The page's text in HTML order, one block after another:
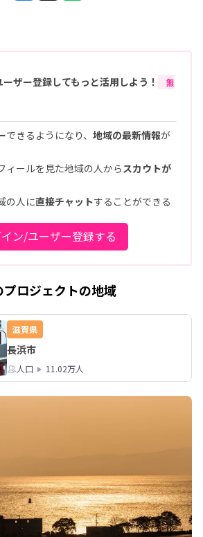
ーザー登録してもっと活用しよう！
無
できるようになり、 地域の最新情報が
ィールを見た地域の人から スカウトが
の人に直接チャットすることができる
ン/ユーザー登録する
プロジェクトの地域
滋賀県
長浜市
人口 11.02万人